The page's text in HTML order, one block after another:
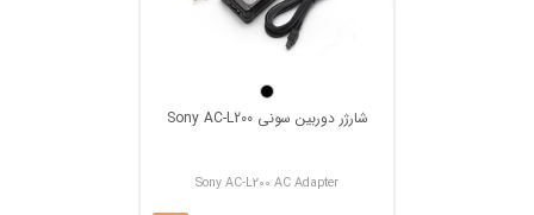
شارژر دوربین سونی Sony AC-L200
Sony AC-L200 AC Adapter